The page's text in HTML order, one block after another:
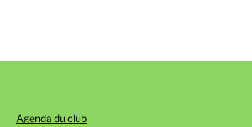
Agenda du club